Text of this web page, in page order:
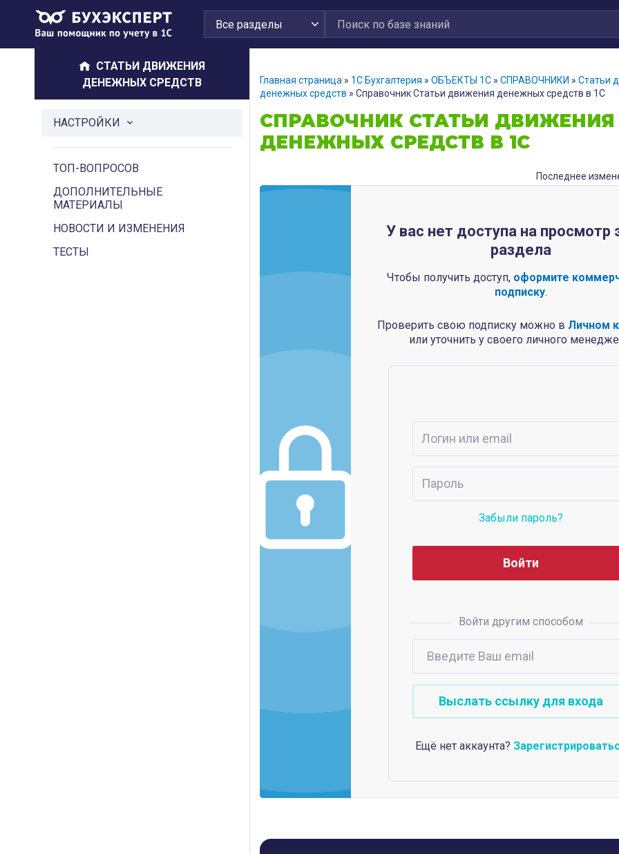
Главная страница » 1С Бухгалтерия » ОБЪЕКТЫ 1С » СПРАВОЧНИКИ » Статьи
денежных средств » Справочник Статьи движения денежных средств в 1С
СПРАВОЧНИК СТАТЬИ ДВИЖЕНИЯ
ДЕНЕЖНЫХ СРЕДСТВ В 1С
Последнее
У вас нет доступа на просмотр
раздела
Чтобы получить доступ, оформите
подписку.
Проверить свою подписку можно в Личном
или уточнить у своего личного
Забыли пароль?
Войти другим способом
Ещё нет аккаунта?
СТАТЬИ ДВИЖЕНИЯ
ДЕНЕЖНЫХ СРЕДСТВ
НАСТРОЙКИ
ТОП-ВОПРОСОВ
ДОПОЛНИТЕЛЬНЫЕ
МАТЕРИАЛЫ
НОВОСТИ И ИЗМЕНЕНИЯ
ТЕСТЫ